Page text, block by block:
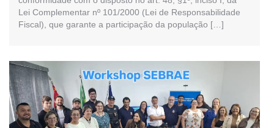
Lei Complementar nº 101/2000 (Lei de Responsabilidade
Fiscal), que garante a participação da população […]